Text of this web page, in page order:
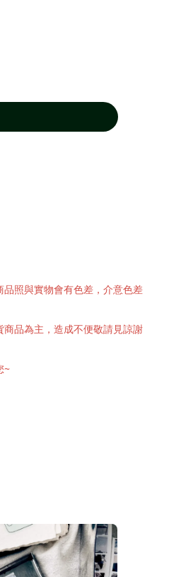
照與實物會有色差，介意色差
品為主，造成不便敬請見諒謝
~